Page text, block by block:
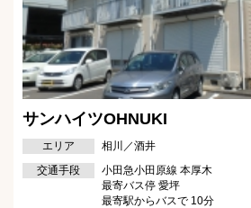
サンハイツOHNUKI
エリア
相川／酒井
交通手段
小田急小田原線 本厚木
最寄バス停 愛坪
最寄駅からバスで 10分